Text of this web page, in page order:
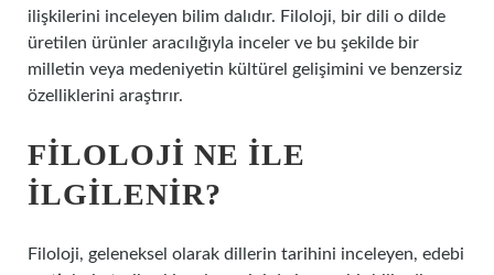
ilişkilerini inceleyen bilim dalıdır. Filoloji, bir dili o dilde
üretilen ürünler aracılığıyla inceler ve bu şekilde bir
milletin veya medeniyetin kültürel gelişimini ve benzersiz
özelliklerini araştırır.
FILOLOJI NE ILE
ILGILENIR?
Filoloji, geleneksel olarak dillerin tarihini inceleyen, edebi